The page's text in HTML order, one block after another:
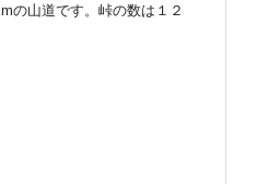
の山道です。峠の数は１２